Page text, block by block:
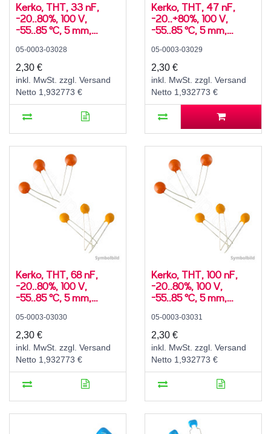
Kerko, THT, 33 nF,
-20..80%, 100 V,
-55..85 °C, 5 mm,
05-0003-03028
2,30 €
inkl. MwSt. zzgl. Versand
Netto 1,932773 €
Kerko, THT, 47 nF,
-20..+80%, 100 V,
-55..85 °C, 5 mm,
05-0003-03029
2,30 €
inkl. MwSt. zzgl. Versand
Netto 1,932773 €
Kerko, THT, 68 nF,
-20..80%, 100 V,
-55..85 °C, 5 mm,
05-0003-03030
2,30 €
inkl. MwSt. zzgl. Versand
Netto 1,932773 €
Kerko, THT, 100 nF,
-20..80%, 100 V,
-55..85 °C, 5 mm,
05-0003-03031
2,30 €
inkl. MwSt. zzgl. Versand
Netto 1,932773 €